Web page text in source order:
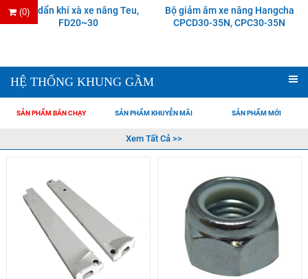
(0)
Ống dẩn khí xà xe nâng Teu,
FD20~30
Bộ giảm âm xe nâng Hangcha
CPCD30-35N, CPC30-35N
HỆ THỐNG KHUNG GẦM
SẢN PHẨM BÁN CHẠY SẢN PHẨM KHUYỄN MÃI SẢN PHẨM MỚI
Xem Tất Cả >>